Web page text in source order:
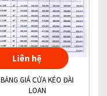
Liên hệ
BẢNG GIÁ CỬA KÉO ĐÀI
LOAN